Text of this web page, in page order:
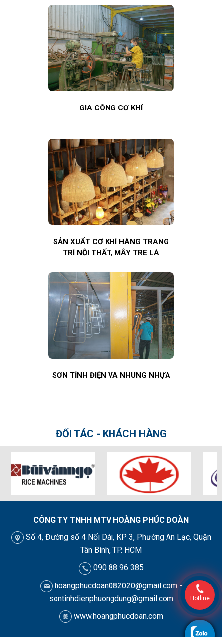
GIA CÔNG CƠ KHÍ
SẢN XUẤT CƠ KHÍ HÀNG TRANG
TRÍ NỘI THẤT, MÂY TRE LÁ
SƠN TĨNH ĐIỆN VÀ NHÚNG NHỰA
ĐỐI TÁC - KHÁCH HÀNG
CÔNG TY TNHH MTV HOÀNG PHÚC ĐOÀN
Số 4, Đường số 4 Nối Dài, KP 3, Phường An Lạc, Quận
Tân Bình, TP. HCM
090 88 96 385
hoangphucdoan082020@gmail.com -
sontinhdienphuongdung@gmail.com
www.hoangphucdoan.com
Hotline